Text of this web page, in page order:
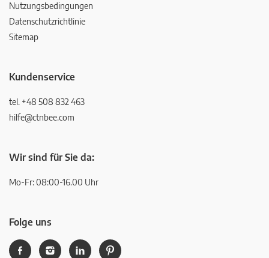
Nutzungsbedingungen
Datenschutzrichtlinie
Sitemap
Kundenservice
tel. +48 508 832 463
hilfe@ctnbee.com
Wir sind für Sie da:
Mo-Fr: 08:00-16.00 Uhr
Folge uns